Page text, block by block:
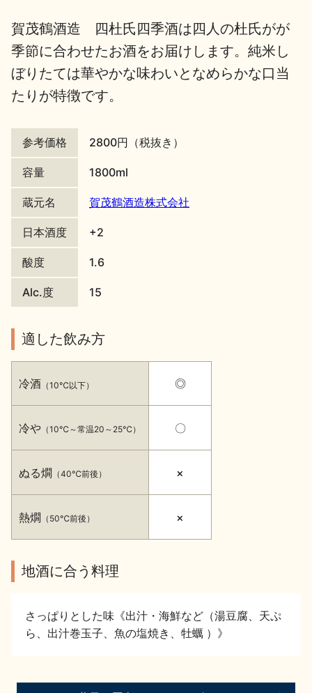
地酒川柳
日本酒の楽しみ方特集
地酒・イベント情報
イベント情報TOP 新商品・おすすめ商品
地酒蔵元会WEB展示会 地酒蔵元会利酒会
賀茂鶴酒造 四杜氏四季酒は四人の杜氏がが
季節に合わせたお酒をお届けします。純米し
ぼりたては華やかな味わいとなめらかな口当
たりが特徴です。
参考価格 2800円（税抜き）
容量 1800ml
蔵元名 賀茂鶴酒造株式会社
日本酒度 +2
酸度 1.6
Alc.度 15
適した飲み方
冷酒 （10℃以下）
冷や （10℃～常温20～25℃）
ぬる燗 （40℃前後）
熱燗 （50℃前後）
◎
〇
×
×
地酒に合う料理
さっぱりとした味《出汁・海鮮など（湯豆腐、天ぷ
ら、出汁巻玉子、魚の塩焼き、牡蠣 ）》